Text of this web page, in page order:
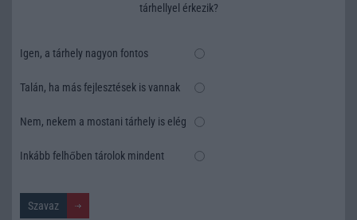
tárhellyel érkezik?
Igen, a tárhely nagyon fontos
Talán, ha más fejlesztések is vannak
Nem, nekem a mostani tárhely is elég
Inkább felhőben tárolok mindent